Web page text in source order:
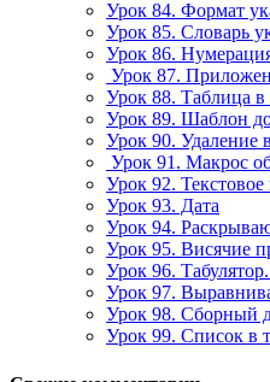
Урок 84. Формат
Урок 85. Словарь
Урок 86.
Урок 87.
Урок 88. Таблица
Урок 89. Шаблон
Урок 90. Удаление
Урок 91. Макрос
Урок 92. Текстовое
Урок 93. Дата
Урок 94.
Урок 95. Висячие
Урок 96.
Урок 97.
Урок 98. Сборный
Урок 99. Список в